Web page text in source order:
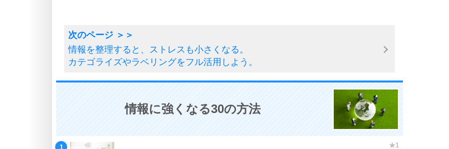
情報を整理すると、ストレスも小さくなる。
カテゴライズやラベリングをフル活用しよう。
情報に強くなる30の方法